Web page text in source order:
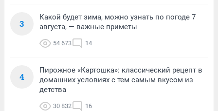
3
Какой будет зима, можно узнать по погоде 7
августа, — важные приметы
54 673 14
4
Пирожное «Картошка»: классический рецепт в
домашних условиях с тем самым вкусом из
детства
30 832 16